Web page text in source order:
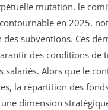
mutation, le
en 2025,
subventions. Ces
des conditions de
Alors que le
la répartition des
dimension